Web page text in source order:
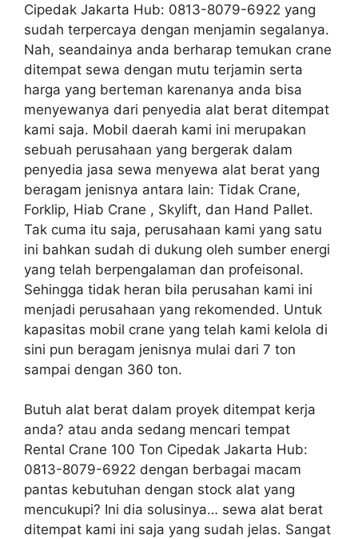
Cipedak Jakarta Hub: 0813-8079-6922 yang
sudah terpercaya dengan menjamin segalanya.
Nah, seandainya anda berharap temukan crane
ditempat sewa dengan mutu terjamin serta
harga yang berteman karenanya anda bisa
menyewanya dari penyedia alat berat ditempat
kami saja. Mobil daerah kami ini merupakan
sebuah perusahaan yang bergerak dalam
penyedia jasa sewa menyewa alat berat yang
beragam jenisnya antara lain: Tidak Crane,
Forklip, Hiab Crane , Skylift, dan Hand Pallet.
Tak cuma itu saja, perusahaan kami yang satu
ini bahkan sudah di dukung oleh sumber energi
yang telah berpengalaman dan profeisonal.
Sehingga tidak heran bila perusahan kami ini
menjadi perusahaan yang rekomended. Untuk
kapasitas mobil crane yang telah kami kelola di
sini pun beragam jenisnya mulai dari 7 ton
sampai dengan 360 ton.
Butuh alat berat dalam proyek ditempat kerja
anda? atau anda sedang mencari tempat
Rental Crane 100 Ton Cipedak Jakarta Hub:
0813-8079-6922 dengan berbagai macam
pantas kebutuhan dengan stock alat yang
mencukupi? Ini dia solusinya… sewa alat berat
ditempat kami ini saja yang sudah jelas. Sangat